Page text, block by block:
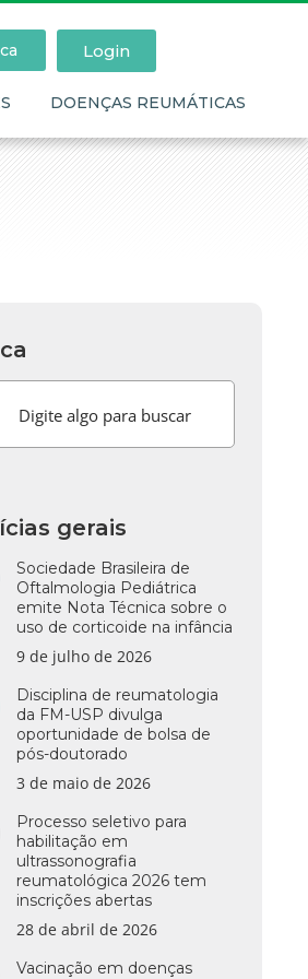
Login
DOENÇAS REUMÁTICAS
gerais
Sociedade Brasileira de
Oftalmologia Pediátrica
emite Nota Técnica sobre o
uso de corticoide na infância
9 de julho de 2026
Disciplina de reumatologia
da FM-USP divulga
oportunidade de bolsa de
pós-doutorado
3 de maio de 2026
Processo seletivo para
habilitação em
ultrassonografia
reumatológica 2026 tem
inscrições abertas
28 de abril de 2026
Vacinação em doenças